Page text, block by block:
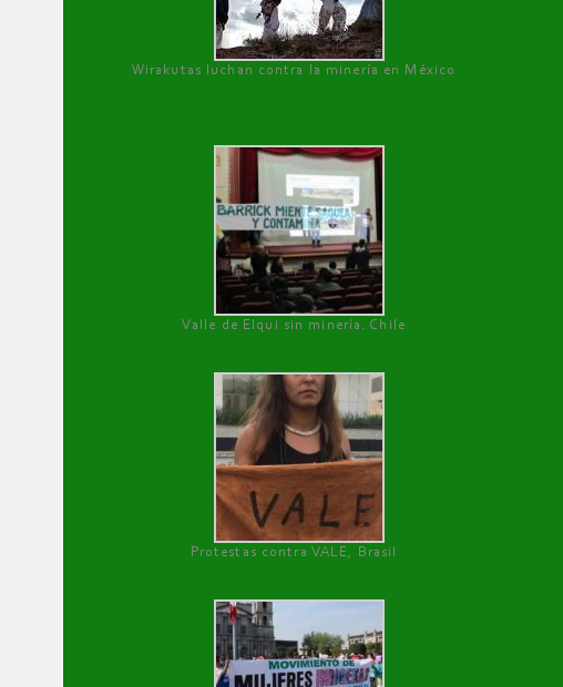
Wirakutas luchan contra la minería en México
Valle de Elqui sin minería. Chile
Protestas contra VALE, Brasil